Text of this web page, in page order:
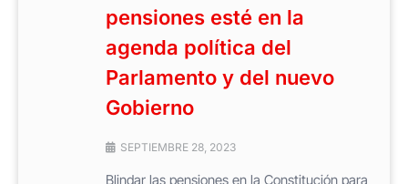
pensiones esté en la
agenda política del
Parlamento y del nuevo
Gobierno
SEPTIEMBRE 28, 2023
Blindar las pensiones en la Constitución para